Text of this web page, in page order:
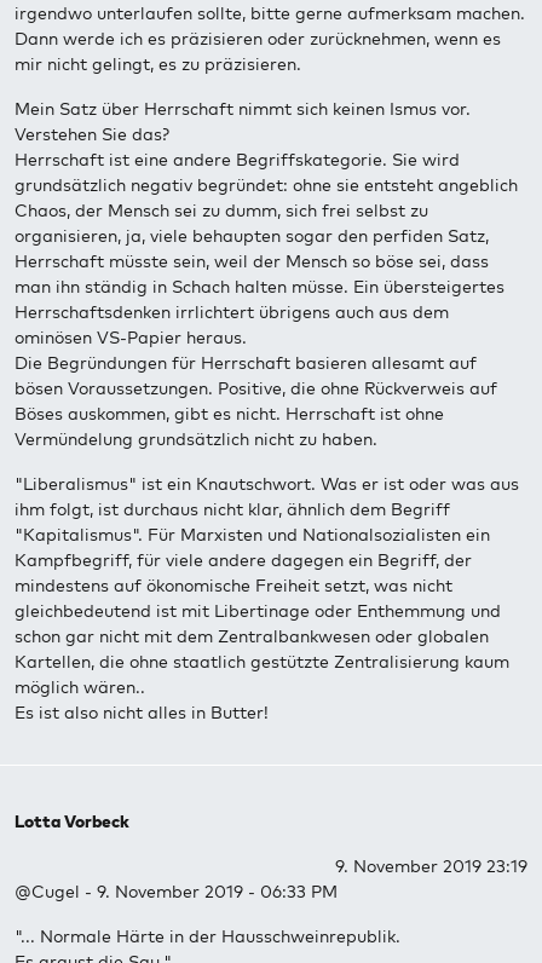
irgendwo unterlaufen sollte, bitte gerne aufmerksam machen.
Dann werde ich es präzisieren oder zurücknehmen, wenn es
mir nicht gelingt, es zu präzisieren.
Mein Satz über Herrschaft nimmt sich keinen Ismus vor.
Verstehen Sie das?
Herrschaft ist eine andere Begriffskategorie. Sie wird
grundsätzlich negativ begründet: ohne sie entsteht angeblich
Chaos, der Mensch sei zu dumm, sich frei selbst zu
organisieren, ja, viele behaupten sogar den perfiden Satz,
Herrschaft müsste sein, weil der Mensch so böse sei, dass
man ihn ständig in Schach halten müsse. Ein übersteigertes
Herrschaftsdenken irrlichtert übrigens auch aus dem
ominösen VS-Papier heraus.
Die Begründungen für Herrschaft basieren allesamt auf
bösen Voraussetzungen. Positive, die ohne Rückverweis auf
Böses auskommen, gibt es nicht. Herrschaft ist ohne
Vermündelung grundsätzlich nicht zu haben.
"Liberalismus" ist ein Knautschwort. Was er ist oder was aus
ihm folgt, ist durchaus nicht klar, ähnlich dem Begriff
"Kapitalismus". Für Marxisten und Nationalsozialisten ein
Kampfbegriff, für viele andere dagegen ein Begriff, der
mindestens auf ökonomische Freiheit setzt, was nicht
gleichbedeutend ist mit Libertinage oder Enthemmung und
schon gar nicht mit dem Zentralbankwesen oder globalen
Kartellen, die ohne staatlich gestützte Zentralisierung kaum
möglich wären..
Es ist also nicht alles in Butter!
Lotta Vorbeck
9. November 2019 23:19
@Cugel - 9. November 2019 - 06:33 PM
"... Normale Härte in der Hausschweinrepublik.